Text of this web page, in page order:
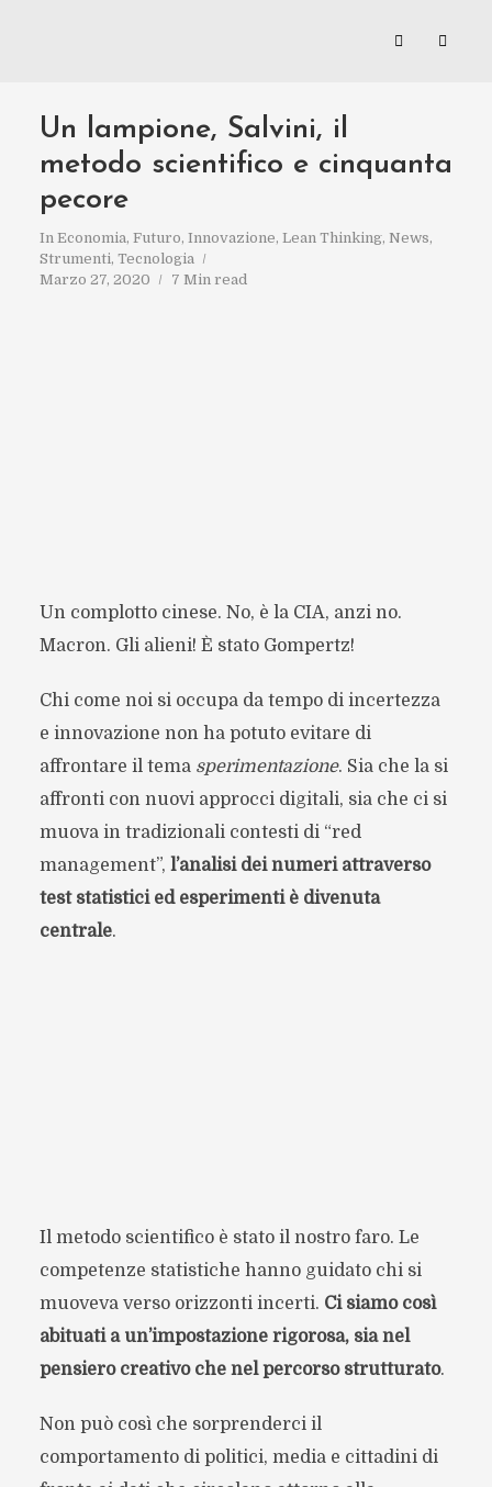
Un lampione, Salvini, il
metodo scientifico e cinquanta
pecore
In Economia, Futuro, Innovazione, Lean Thinking, News,
Strumenti, Tecnologia
Marzo 27, 2020
7 Min read
Un complotto cinese. No, è la CIA, anzi no.
Macron. Gli alieni! È stato Gompertz!
Chi come noi si occupa da tempo di incertezza
e innovazione non ha potuto evitare di
affrontare il tema sperimentazione. Sia che la si
affronti con nuovi approcci digitali, sia che ci si
muova in tradizionali contesti di “red
management”, l’analisi dei numeri attraverso
test statistici ed esperimenti è divenuta
centrale.
Il metodo scientifico è stato il nostro faro. Le
competenze statistiche hanno guidato chi si
muoveva verso orizzonti incerti. Ci siamo così
abituati a un’impostazione rigorosa, sia nel
pensiero creativo che nel percorso strutturato.
Non può così che sorprenderci il
comportamento di politici, media e cittadini di